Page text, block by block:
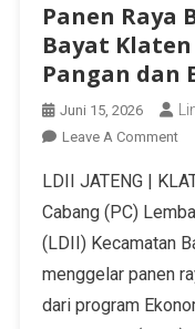
Panen Raya
Bayat
Pangan dan
Juni 15, 2026
Leave A Comment
LDII JATENG |
Cabang (PC)
(LDII) Kecamatan
menggelar panen
dari program